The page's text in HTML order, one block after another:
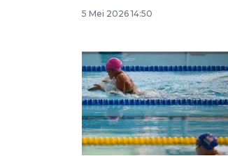
5 Mei 2026 14:50